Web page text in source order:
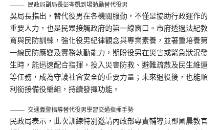
民政局副局長彭岑凱到場勉勵替代役男
吳局長指出，替代役男在各機關服勤，不僅是協助行政運作的
重要人力，也是民眾接觸政府的第一線窗口。市府透過法紀教
育與民防訓練，強化役男紀律觀念與專業素養，並著重培養第
一線民防應變及實務執勤能力，期盼役男在災害或緊急狀況發
生時，能迅速配合指揮，投入災害防救、避難疏散及民生維運
等任務，成為守護社會安全的重要力量；未來退役後，也能順
利銜接備役編組，持續發揮功能。
交通義警指導替代役男學習交通指揮手勢
民政局表示，此次訓練特別邀請內政部專責輔導員鄧國晨教官